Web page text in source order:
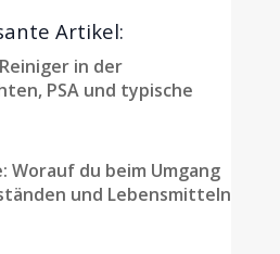
Artikel:
in der
PSA und typische
Worauf du beim Umgang
und Lebensmitteln